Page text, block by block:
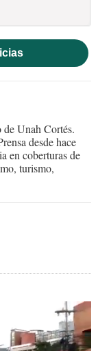
de Unah Cortés.
desde hace
en coberturas de
turismo,